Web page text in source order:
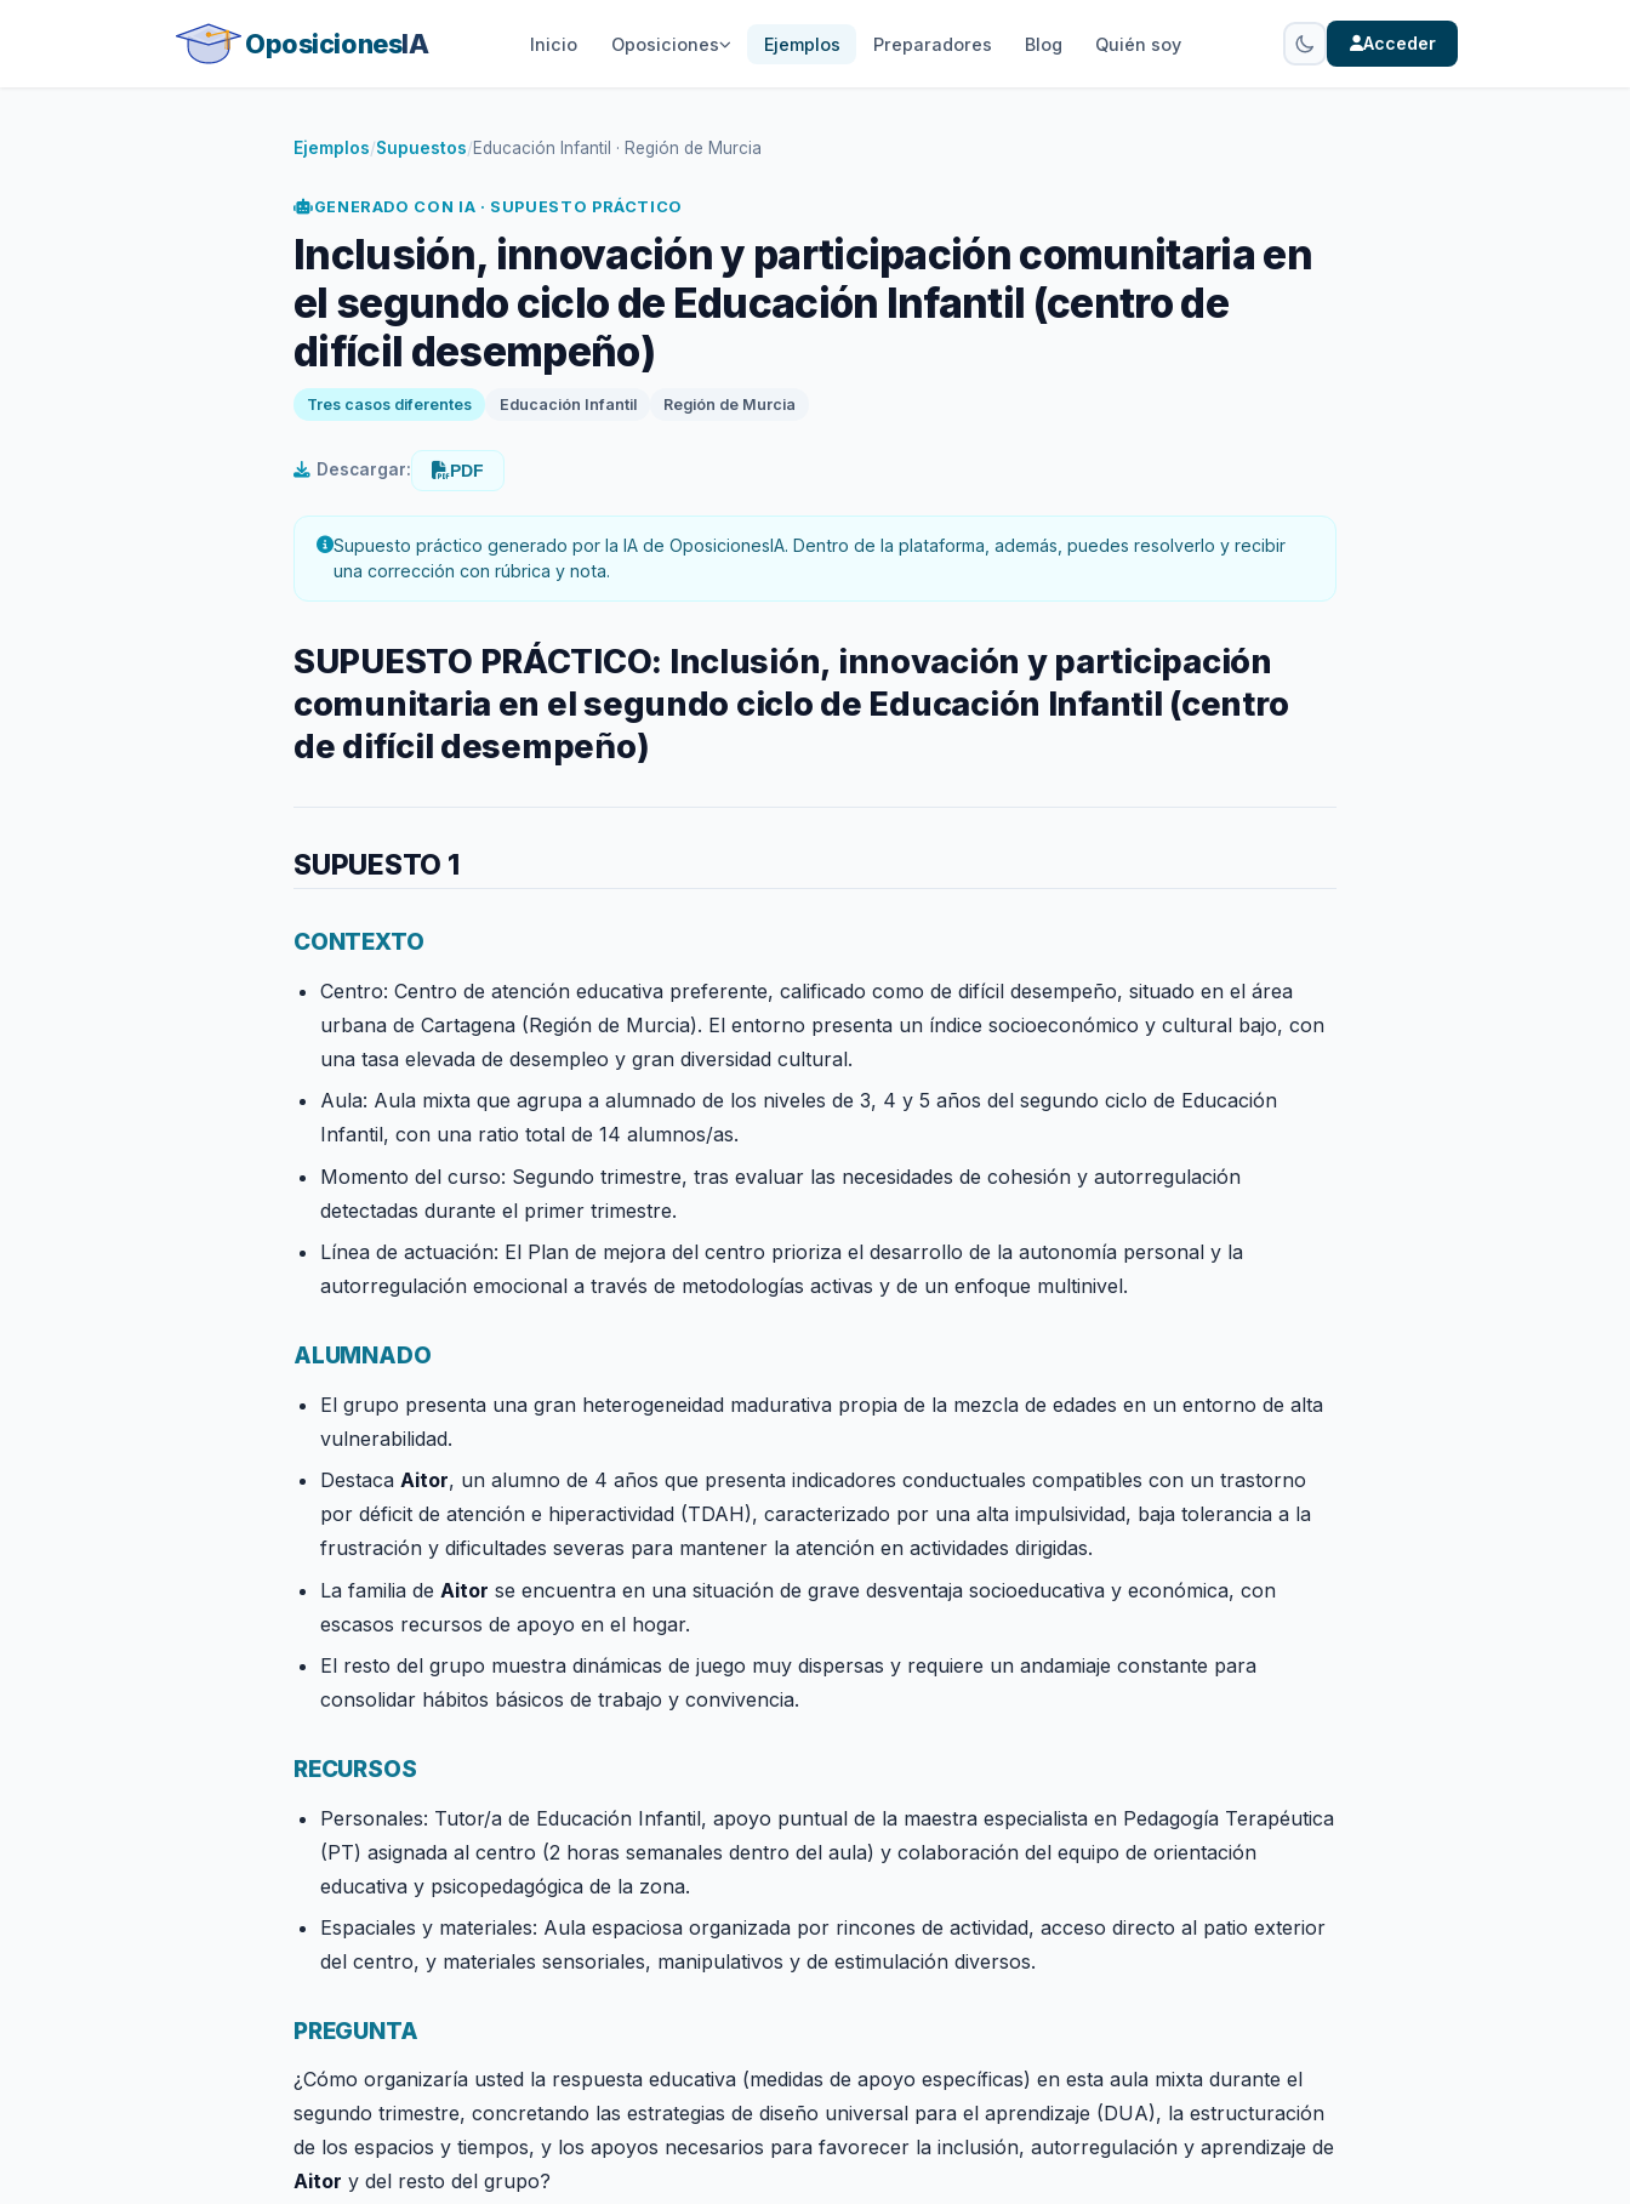
OposicionesIA Inicio Oposiciones Ejemplos Preparadores Blog Quién soy Acceder
Ejemplos/Supuestos/Educación Infantil · Región de Murcia
GENERADO CON IA · SUPUESTO PRÁCTICO
Inclusión, innovación y participación comunitaria en
el segundo ciclo de Educación Infantil (centro de
difícil desempeño)
Tres casos diferentes Educación Infantil Región de Murcia
Descargar: PDF
Supuesto práctico generado por la IA de OposicionesIA. Dentro de la plataforma, además, puedes resolverlo y recibir
una corrección con rúbrica y nota.
SUPUESTO PRÁCTICO: Inclusión, innovación y participación
comunitaria en el segundo ciclo de Educación Infantil (centro
de difícil desempeño)
SUPUESTO 1
CONTEXTO
Centro: Centro de atención educativa preferente, calificado como de difícil desempeño, situado en el área
urbana de Cartagena (Región de Murcia). El entorno presenta un índice socioeconómico y cultural bajo, con
una tasa elevada de desempleo y gran diversidad cultural.
Aula: Aula mixta que agrupa a alumnado de los niveles de 3, 4 y 5 años del segundo ciclo de Educación
Infantil, con una ratio total de 14 alumnos/as.
Momento del curso: Segundo trimestre, tras evaluar las necesidades de cohesión y autorregulación
detectadas durante el primer trimestre.
Línea de actuación: El Plan de mejora del centro prioriza el desarrollo de la autonomía personal y la
autorregulación emocional a través de metodologías activas y de un enfoque multinivel.
ALUMNADO
El grupo presenta una gran heterogeneidad madurativa propia de la mezcla de edades en un entorno de alta
vulnerabilidad.
DestacaAitor, un alumno de 4 años que presenta indicadores conductuales compatibles con un trastorno
por déficit de atención e hiperactividad (TDAH), caracterizado por una alta impulsividad, baja tolerancia a la
frustración y dificultades severas para mantener la atención en actividades dirigidas.
La familia de Aitor se encuentra en una situación de grave desventaja socioeducativa y económica, con
escasos recursos de apoyo en el hogar.
El resto del grupo muestra dinámicas de juego muy dispersas y requiere un andamiaje constante para
consolidar hábitos básicos de trabajo y convivencia.
RECURSOS
Personales: Tutor/a de Educación Infantil, apoyo puntual de la maestra especialista en Pedagogía Terapéutica
(PT) asignada al centro (2 horas semanales dentro del aula) y colaboración del equipo de orientación
educativa y psicopedagógica de la zona.
Espaciales y materiales: Aula espaciosa organizada por rincones de actividad, acceso directo al patio exterior
del centro, y materiales sensoriales, manipulativos y de estimulación diversos.
PREGUNTA
¿Cómo organizaría usted la respuesta educativa (medidas de apoyo específicas) en esta aula mixta durante el
segundo trimestre, concretando las estrategias de diseño universal para el aprendizaje (DUA), la estructuración
de los espacios y tiempos, y los apoyos necesarios para favorecer la inclusión, autorregulación y aprendizaje de
Aitor y del resto del grupo?